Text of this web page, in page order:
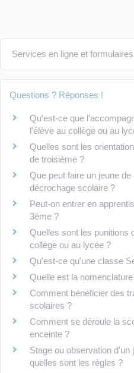
Services en ligne et formulaires
Questions ? Réponses !
Qu'est-ce que
l'élève au collège ou au
Quelles sont les
de troisième ?
Que peut faire un jeune
décrochage scolaire ?
Peut-on entrer en
3ème ?
Quelles sont les punitions
collège ou au lycée ?
Qu'est-ce qu'une classe
Quelle est la
Comment bénéficier des
scolaires ?
Comment se déroule la
enceinte ?
Stage ou observation d'un
quelles sont les règles ?